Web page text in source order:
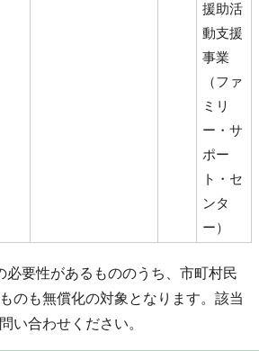
援助活
動支援
事業
（ファ
ミリ
ー・サ
ポー
ト・セ
ンタ
ー）
要性があるもののうち、市町村民
のも無償化の対象となります。該当
い合わせください。